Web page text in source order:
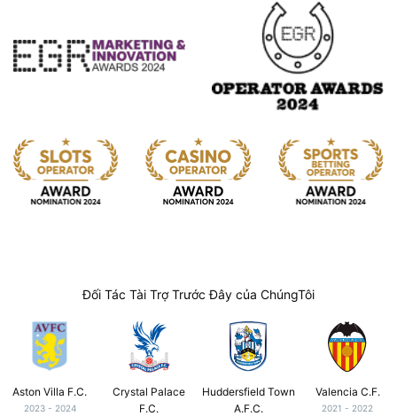
Đối Tác Tài Trợ Trước Đây của ChúngTôi
Aston Villa F.C.
2023 - 2024
Crystal Palace
F.C.
Huddersfield Town
A.F.C.
Valencia C.F.
2021 - 2022